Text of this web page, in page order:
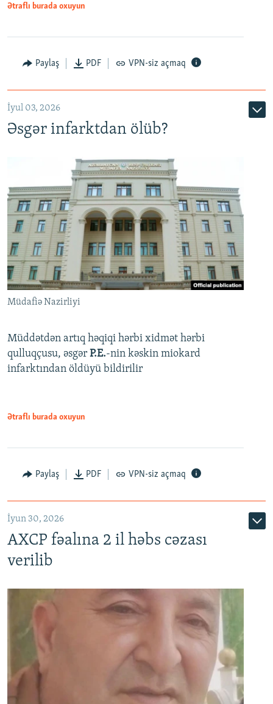
Auto 240p 360p 480p
720p 1080p
Ətraflı burada oxuyun
Paylaş PDF VPN-siz açmaq
İyul 03, 2026
Əsgər infarktdan ölüb?
Müdafiə Nazirliyi
Müddətdən artıq həqiqi hərbi xidmət hərbi
qulluqçusu, əsgər P.E.-nin kəskin miokard
infarktından öldüyü bildirilir
Ətraflı burada oxuyun
Paylaş PDF VPN-siz açmaq
İyun 30, 2026
AXCP fəalına 2 il həbs cəzası
verilib